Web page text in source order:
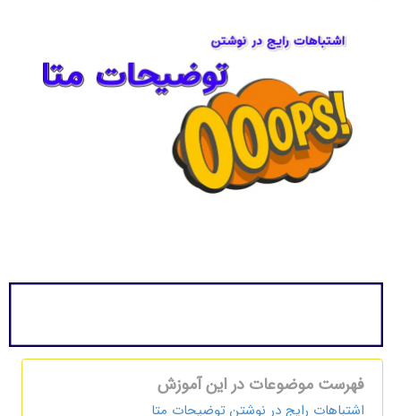
فهرست موضوعات در این آموزش
اشتباهات رایج در نوشتن توضیحات متا